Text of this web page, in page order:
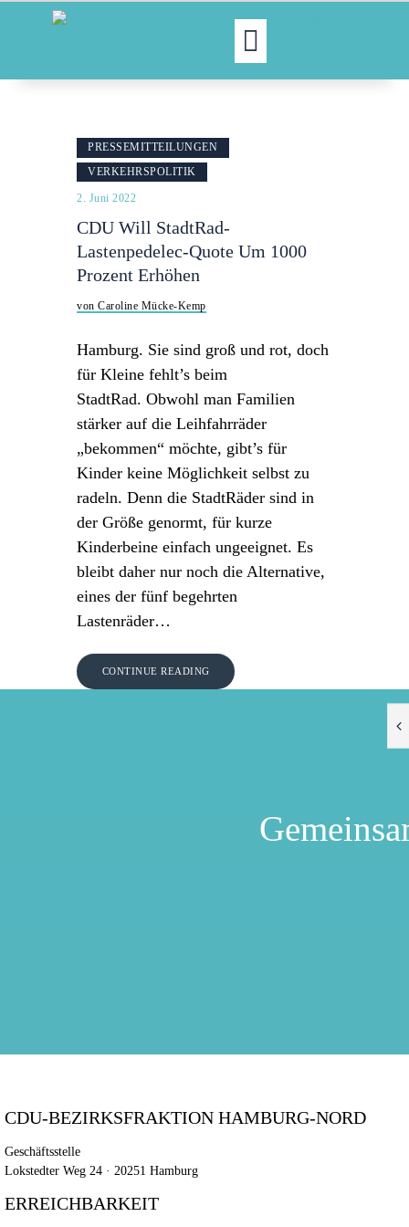
ABGEORDNETE
AKTUELLES
NORDAKTUELL
AUSSCHÜSSE
KONTAKT
PRESSEMITTEILUNGEN
VERKEHRSPOLITIK
2. Juni 2022
CDU Will StadtRad-
Lastenpedelec-Quote Um 1000
Prozent Erhöhen
von Caroline Mücke-Kemp
Hamburg. Sie sind groß und rot, doch
für Kleine fehlt’s beim
StadtRad. Obwohl man Familien
stärker auf die Leihfahrräder
„bekommen“ möchte, gibt’s für
Kinder keine Möglichkeit selbst zu
radeln. Denn die StadtRäder sind in
der Größe genormt, für kurze
Kinderbeine einfach ungeeignet. Es
bleibt daher nur noch die Alternative,
eines der fünf begehrten
Lastenräder…
CONTINUE READING
CDU-BEZIRKSFRAKTION HAMBURG-NORD
Geschäftsstelle
Lokstedter Weg 24 · 20251 Hamburg
ERREICHBARKEIT